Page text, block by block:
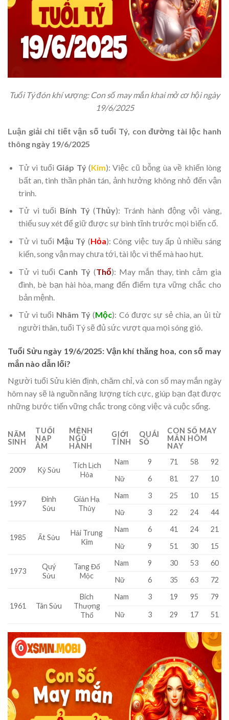
Tuổi Tý đón khí vượng: Con số may mắn khai mở cơ hội ngày
19/6/2025
Luận giải chi tiết vận số tuổi Tý, con đường tài lộc hanh
thông ngày 19/6/2025
Tử vi tuổi Giáp Tý(Kim): Việc cũ bỗng ùa về khiến lòng
bất an, tinh thần phân tán, ảnh hưởng không nhỏ đến vận
trình.
Tử vi tuổi Bính Tý(Thủy): Tránh hành động vội vàng,
thiếu suy xét để giữ được sự bình tĩnh trước mọi biến cố.
Tử vi tuổi Mậu Tý (Hỏa): Công việc tuy ấp ủ nhiều sáng
kiến, song vận may chưa tới, tài lộc vì thế mà hao hụt.
Tử vi tuổi Canh Tý (Thổ): May mắn thay, tình cảm gia
đình, bè bạn hài hòa, mang đến điểm tựa vững chắc cho
bản mệnh.
Tử vi tuổi Nhâm Tý (Mộc): Có được sự sẻ chia, an ủi từ
người thân, tuổi Tý sẽ đủ sức vượt qua mọi sóng gió.
Tuổi Sửu ngày 19/6/2025: Vận khí thăng hoa, con số may
mắn nào dẫn lối?
Người tuổi Sửu kiên định, chăm chỉ, và con số may mắn ngày
hôm nay sẽ là nguồn năng lượng tích cực, giúp bạn đạt được
những bước tiến vững chắc trong công việc và cuộc sống.
NĂM
SINH
TUỔI
NẠP
ÂM
MỆNH
NGŨ
HÀNH
GIỚI
TÍNH
QUÁI
SỐ
CON SỐ MAY
MẮN HÔM
NAY
2009 Kỷ Sửu
Tích Lịch
Hỏa
Nam 9 71 58
92
Nữ
6 81 27 10
1997
Đinh
Sửu
Giản Hạ
Thủy
Nam 3 25 10
15
Nữ
3 22 24 44
1985 Ất Sửu
Hải Trung
Kim
Nam 6 41 24
21
Nữ
9 51 30 15
1973
Quý
Sửu
Tang Đố
Mộc
Nam 9 30 53
60
Nữ
6 35 63 72
1961 Tân Sửu
Bích
Thượng
Thổ
Nam 3 19 95 79
Nữ 3 29 17 51